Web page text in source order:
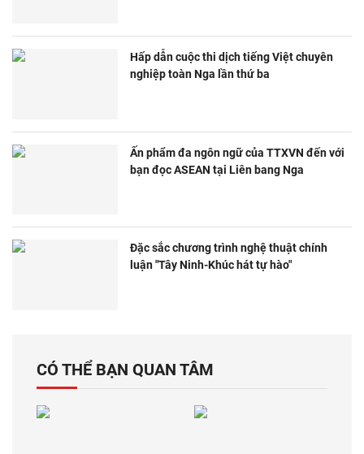
Hấp dẫn cuộc thi dịch tiếng Việt chuyên
nghiệp toàn Nga lần thứ ba
Ấn phẩm đa ngôn ngữ của TTXVN đến với
bạn đọc ASEAN tại Liên bang Nga
Đặc sắc chương trình nghệ thuật chính
luận "Tây Ninh-Khúc hát tự hào"
CÓ THỂ BẠN QUAN TÂM